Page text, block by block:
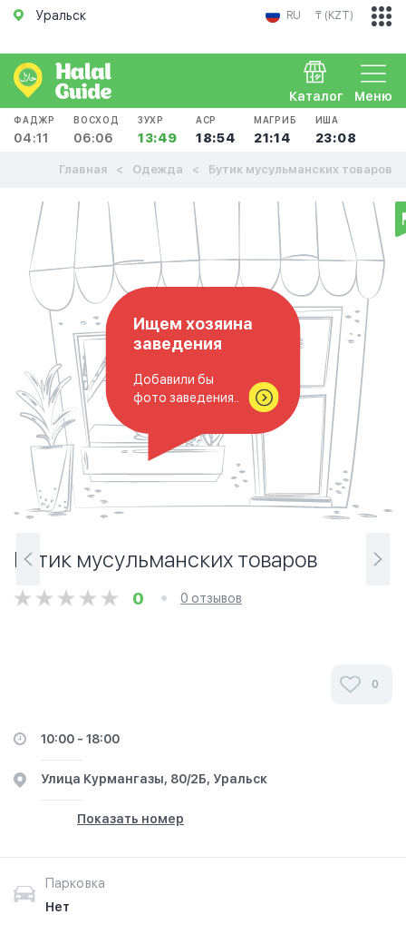
Уральск RU ₸ (KZT)
Меню
Каталог
ФАДЖР
04:11
ВОСХОД
06:06
ЗУХР
13:49
АСР
18:54
МАГРИБ
21:14
ИША
23:08
Главная Одежда Бутик мусульманских товаров
Ищем хозяина
заведения
Добавили бы
фото заведения..
Бутик мусульманских товаров
0 0 отзывов
сделать правильный выбор в выборе халяльной
одежды, предлагаемой этим магазином. Выражайте
свой стиль с нами.
0
10:00 - 18:00
​Улица Курмангазы, 80/2Б, Уральск
Показать номер
Парковка
Нет